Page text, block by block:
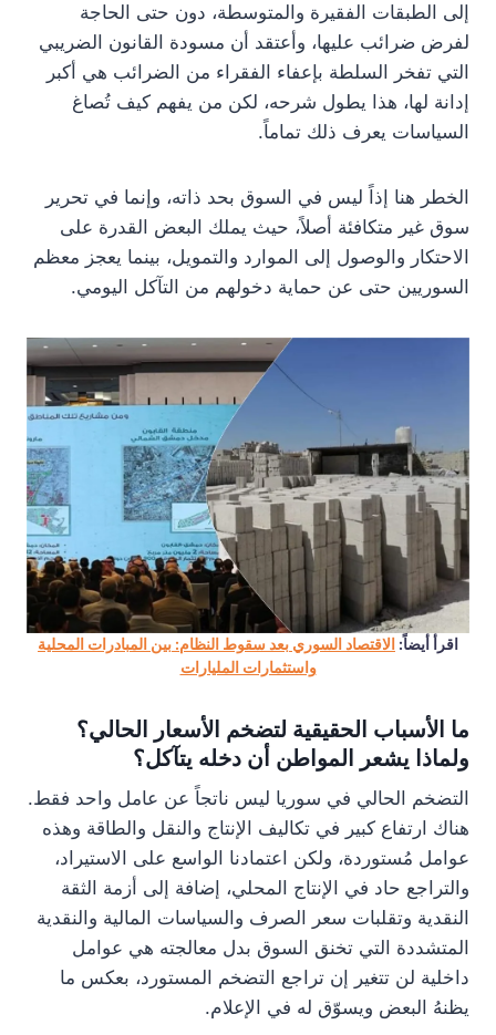
إلى الطبقات الفقيرة والمتوسطة، دون حتى الحاجة
لفرض ضرائب عليها، وأعتقد أن مسودة القانون الضريبي
التي تفخر السلطة بإعفاء الفقراء من الضرائب هي أكبر
إدانة لها، هذا يطول شرحه، لكن من يفهم كيف تُصاغ
السياسات يعرف ذلك تماماً.
الخطر هنا إذاً ليس في السوق بحد ذاته، وإنما في تحرير
سوق غير متكافئة أصلاً، حيث يملك البعض القدرة على
الاحتكار والوصول إلى الموارد والتمويل، بينما يعجز معظم
السوريين حتى عن حماية دخولهم من التآكل اليومي.
اقرأ أيضاً: الاقتصاد السوري بعد سقوط النظام: بين المبادرات المحلية
واستثمارات المليارات
ما الأسباب الحقيقية لتضخم الأسعار الحالي؟
ولماذا يشعر المواطن أن دخله يتآكل؟
التضخم الحالي في سوريا ليس ناتجاً عن عامل واحد فقط.
هناك ارتفاع كبير في تكاليف الإنتاج والنقل والطاقة وهذه
عوامل مُستوردة، ولكن اعتمادنا الواسع على الاستيراد،
والتراجع حاد في الإنتاج المحلي، إضافة إلى أزمة الثقة
النقدية وتقلبات سعر الصرف والسياسات المالية والنقدية
المتشددة التي تخنق السوق بدل معالجته هي عوامل
داخلية لن تتغير إن تراجع التضخم المستورد، بعكس ما
يظنهُ البعض ويسوّق له في الإعلام.